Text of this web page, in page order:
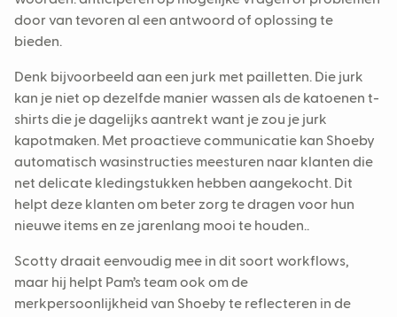
door van tevoren al een antwoord of oplossing te
bieden.
Denk bijvoorbeeld aan een jurk met pailletten. Die jurk
kan je niet op dezelfde manier wassen als de katoenen t-
shirts die je dagelijks aantrekt want je zou je jurk
kapotmaken. Met proactieve communicatie kan Shoeby
automatisch wasinstructies meesturen naar klanten die
net delicate kledingstukken hebben aangekocht. Dit
helpt deze klanten om beter zorg te dragen voor hun
nieuwe items en ze jarenlang mooi te houden..
Scotty draait eenvoudig mee in dit soort workflows,
maar hij helpt Pam’s team ook om de
merkpersoonlijkheid van Shoeby te reflecteren in de